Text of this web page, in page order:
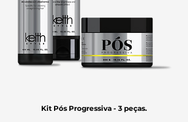
Kit Pós Progressiva - 3 peças.